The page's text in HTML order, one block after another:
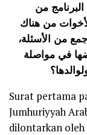
من
من هناك
من الأسئلة،
في مواصلة
Surat pertama
Jumhuriyyah
dilontarkan oleh